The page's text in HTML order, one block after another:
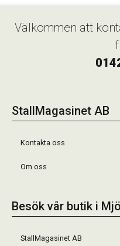
Välkommen att
StallMagasinet AB
Kontakta oss
Om oss
Besök vår butik i
StallMagasinet AB